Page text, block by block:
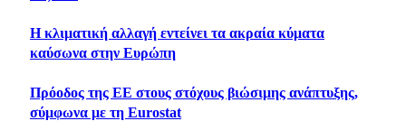
Η κλιματική αλλαγή εντείνει τα ακραία κύματα
καύσωνα στην Ευρώπη
Πρόοδος της ΕΕ στους στόχους βιώσιμης ανάπτυξης,
σύμφωνα με τη Eurostat